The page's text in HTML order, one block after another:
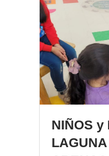
NIÑOS y